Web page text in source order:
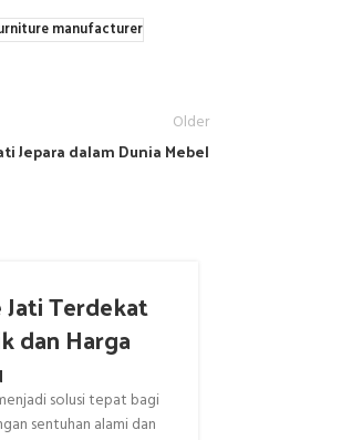
manufacturer
Older
Jepara dalam Dunia Mebel
Terdekat
dan Harga
solusi tepat bagi
sentuhan alami dan